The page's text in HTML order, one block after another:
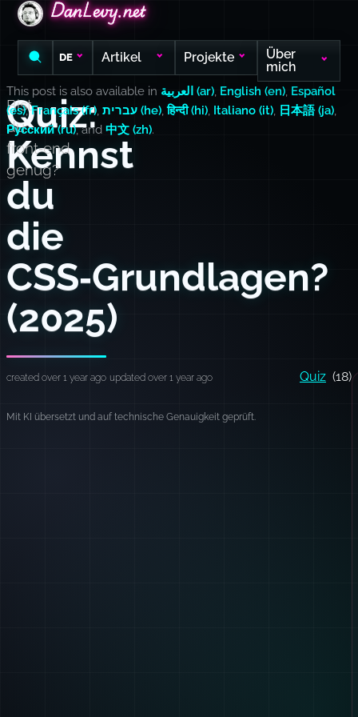
DanLevy.net
DanLevy.net
DanLevy.net
DE Artikel Projekte
Über
mich
Quiz:
Kennst
du
die
CSS‑Grundlagen?
(2025)
Bist
du
front‑end
genug?
This post is also available in العربية (ar), English (en), Español
(es),Français (fr), עברית (he),हिन्दी (hi), Italiano (it), 日本語 (ja),
Русский (ru), and 中文 (zh).
created over 1 year ago updated over 1 year ago Quiz (18)
Mit KI übersetzt und auf technische Genauigkeit geprüft.